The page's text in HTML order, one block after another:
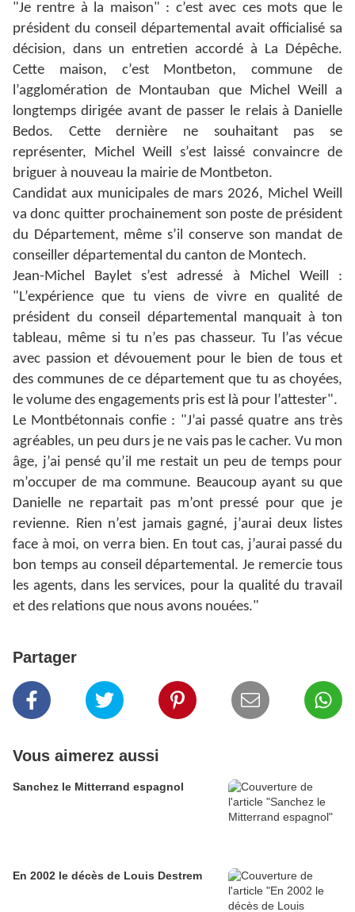
"Je rentre à la maison" : c’est avec ces mots que le
président du conseil départemental avait officialisé sa
décision, dans un entretien accordé à La Dépêche.
Cette maison, c’est Montbeton, commune de
l’agglomération de Montauban que Michel Weill a
longtemps dirigée avant de passer le relais à Danielle
Bedos. Cette dernière ne souhaitant pas se
représenter, Michel Weill s’est laissé convaincre de
briguer à nouveau la mairie de Montbeton.
Candidat aux municipales de mars 2026, Michel Weill
va donc quitter prochainement son poste de président
du Département, même s’il conserve son mandat de
conseiller départemental du canton de Montech.
Jean-Michel Baylet s’est adressé à Michel Weill :
"L’expérience que tu viens de vivre en qualité de
président du conseil départemental manquait à ton
tableau, même si tu n’es pas chasseur. Tu l’as vécue
avec passion et dévouement pour le bien de tous et
des communes de ce département que tu as choyées,
le volume des engagements pris est là pour l’attester".
Le Montbétonnais confie : "J’ai passé quatre ans très
agréables, un peu durs je ne vais pas le cacher. Vu mon
âge, j’ai pensé qu’il me restait un peu de temps pour
m’occuper de ma commune. Beaucoup ayant su que
Danielle ne repartait pas m’ont pressé pour que je
revienne. Rien n’est jamais gagné, j’aurai deux listes
face à moi, on verra bien. En tout cas, j’aurai passé du
bon temps au conseil départemental. Je remercie tous
les agents, dans les services, pour la qualité du travail
et des relations que nous avons nouées."
Partager
Vous aimerez aussi
Sanchez le Mitterrand espagnol
En 2002 le décès de Louis Destrem